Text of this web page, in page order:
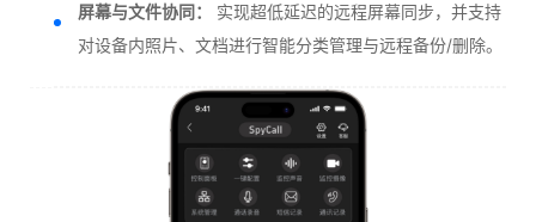
屏幕与文件协同：
实现超低延迟的远程屏幕同步，并支持
对设备内照片、文档进行智能分类管理与远程备份/删除。